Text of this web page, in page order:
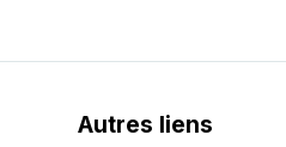
Autres liens